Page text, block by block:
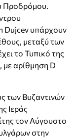
Προδρόμου.
Dujcev υπάρχουν
μεταξύ των
το Τυπικό της
με αρίθμηση D
των Βυζαντινών
Ιεράς
τον Αύγουστο
στην